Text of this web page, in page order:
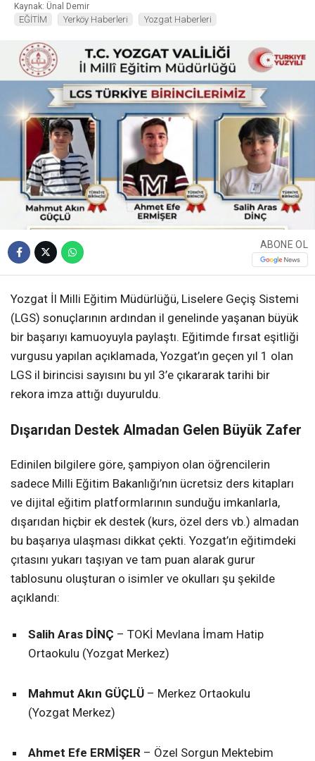
Kaynak: Ünal Demir
EĞİTİM Yerköy Haberleri Yozgat Haberleri
ABONE OL
Yozgat İl Milli Eğitim Müdürlüğü, Liselere Geçiş Sistemi
(LGS) sonuçlarının ardından il genelinde yaşanan büyük
bir başarıyı kamuoyuyla paylaştı. Eğitimde fırsat eşitliği
vurgusu yapılan açıklamada, Yozgat’ın geçen yıl 1 olan
LGS il birincisi sayısını bu yıl 3’e çıkararak tarihi bir
rekora imza attığı duyuruldu.
Dışarıdan Destek Almadan Gelen Büyük Zafer
Edinilen bilgilere göre, şampiyon olan öğrencilerin
sadece Milli Eğitim Bakanlığı’nın ücretsiz ders kitapları
ve dijital eğitim platformlarının sunduğu imkanlarla,
dışarıdan hiçbir ek destek (kurs, özel ders vb.) almadan
bu başarıya ulaşması dikkat çekti. Yozgat’ın eğitimdeki
çıtasını yukarı taşıyan ve tam puan alarak gurur
tablosunu oluşturan o isimler ve okulları şu şekilde
açıklandı:
Salih Aras DİNÇ – TOKİ Mevlana İmam Hatip
Ortaokulu (Yozgat Merkez)
Mahmut Akın GÜÇLÜ – Merkez Ortaokulu
(Yozgat Merkez)
Ahmet Efe ERMİŞER – Özel Sorgun Mektebim